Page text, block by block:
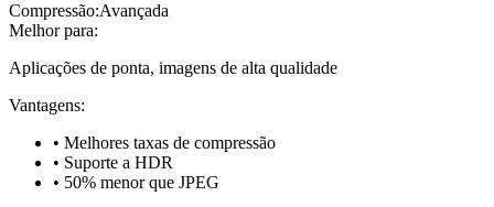
Compressão:Avançada
Melhor para:
Aplicações de ponta, imagens de alta qualidade
Vantagens:
• Melhores taxas de compressão
• Suporte a HDR
• 50% menor que JPEG